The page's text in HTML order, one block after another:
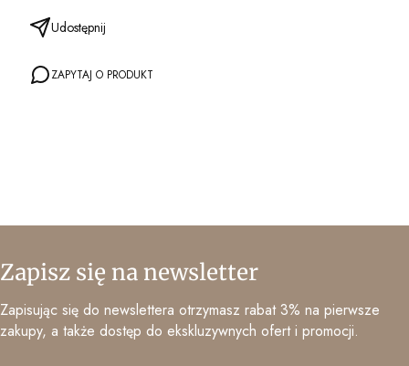
Udostępnij
ZAPYTAJ O PRODUKT
Zapisz się na newsletter
Zapisując się do newslettera otrzymasz rabat 3% na pierwsze
zakupy, a także dostęp do ekskluzywnych ofert i promocji.